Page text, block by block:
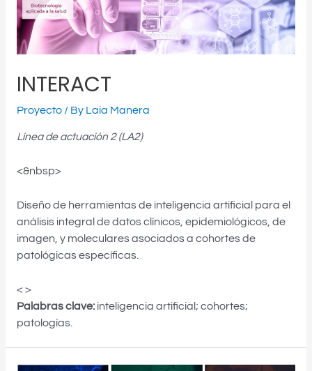
INTERACT
Proyecto/ By Laia Manera
Línea de actuación 2 (LA2)
<&nbsp>
Diseño de herramientas de inteligencia artificial para el
análisis integral de datos clínicos, epidemiológicos, de
imagen, y moleculares asociados a cohortes de
patológicas específicas.
< >
Palabras clave:inteligencia artificial; cohortes;
patologías.